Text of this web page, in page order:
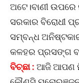
ଅଟେ।ବାଣୀ
ସରକାର ବିରୋଧୀ
ସମ୍ବନ୍ଧ
କଳହର ପ୍ରସଙ୍ଗ
ବିଚ୍ଛା : ଆଜି ଆପଣ